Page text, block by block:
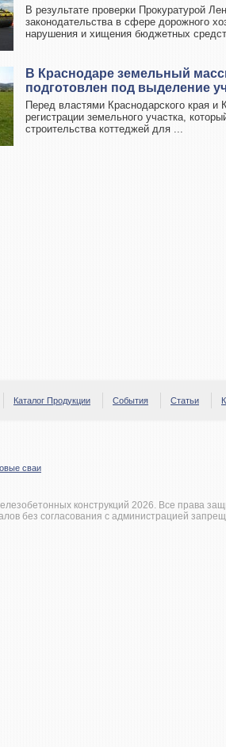
В результате проверки Прокуратурой
законодательства в сфере дорожного
нарушения и хищения бюджетных
В Краснодаре земельный
подготовлен под выделение
Перед властями Краснодарского края и
регистрации земельного участка,
строительства коттеджей для ...
Каталог Продукции События Статьи
сваи
конструкций 2026. Все права
без согласования с администрацией